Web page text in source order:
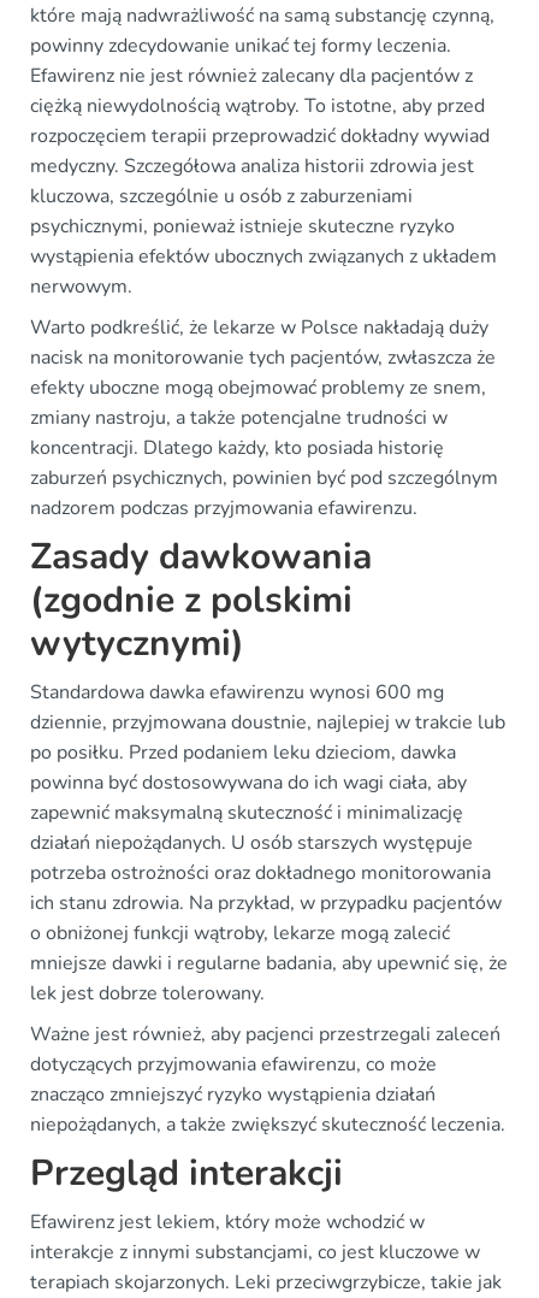
które mają nadwrażliwość na samą substancję czynną,
powinny zdecydowanie unikać tej formy leczenia.
Efawirenz nie jest również zalecany dla pacjentów z
ciężką niewydolnością wątroby. To istotne, aby przed
rozpoczęciem terapii przeprowadzić dokładny wywiad
medyczny. Szczegółowa analiza historii zdrowia jest
kluczowa, szczególnie u osób z zaburzeniami
psychicznymi, ponieważ istnieje skuteczne ryzyko
wystąpienia efektów ubocznych związanych z układem
nerwowym.
Warto podkreślić, że lekarze w Polsce nakładają duży
nacisk na monitorowanie tych pacjentów, zwłaszcza że
efekty uboczne mogą obejmować problemy ze snem,
zmiany nastroju, a także potencjalne trudności w
koncentracji. Dlatego każdy, kto posiada historię
zaburzeń psychicznych, powinien być pod szczególnym
nadzorem podczas przyjmowania efawirenzu.
Zasady dawkowania
(zgodnie z polskimi
wytycznymi)
Standardowa dawka efawirenzu wynosi 600 mg
dziennie, przyjmowana doustnie, najlepiej w trakcie lub
po posiłku. Przed podaniem leku dzieciom, dawka
powinna być dostosowywana do ich wagi ciała, aby
zapewnić maksymalną skuteczność i minimalizację
działań niepożądanych. U osób starszych występuje
potrzeba ostrożności oraz dokładnego monitorowania
ich stanu zdrowia. Na przykład, w przypadku pacjentów
o obniżonej funkcji wątroby, lekarze mogą zalecić
mniejsze dawki i regularne badania, aby upewnić się, że
lek jest dobrze tolerowany.
Ważne jest również, aby pacjenci przestrzegali zaleceń
dotyczących przyjmowania efawirenzu, co może
znacząco zmniejszyć ryzyko wystąpienia działań
niepożądanych, a także zwiększyć skuteczność leczenia.
Przegląd interakcji
Efawirenz jest lekiem, który może wchodzić w
interakcje z innymi substancjami, co jest kluczowe w
terapiach skojarzonych. Leki przeciwgrzybicze, takie jak